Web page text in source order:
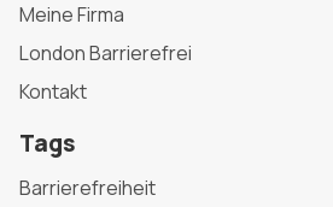
Meine Firma
London Barrierefrei
Kontakt
Tags
Barrierefreiheit